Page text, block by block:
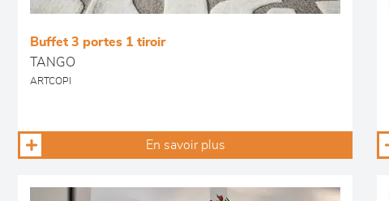
Buffet 3 portes 1 tiroir
TANGO
ARTCOPI
En savoir plus